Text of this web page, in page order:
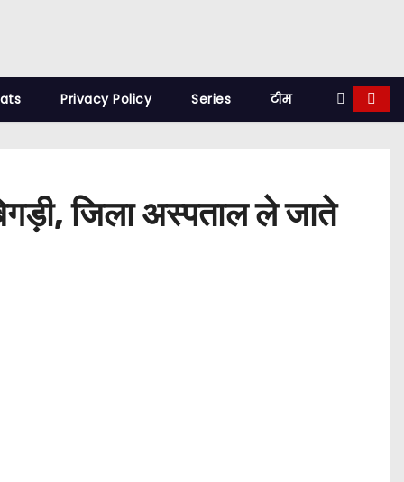
Privacy Policy Series टीम
जिला अस्पताल ले जाते